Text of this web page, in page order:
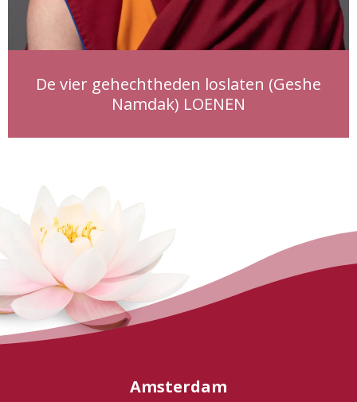
De vier gehechtheden loslaten (Geshe
Namdak) LOENEN
Amsterdam